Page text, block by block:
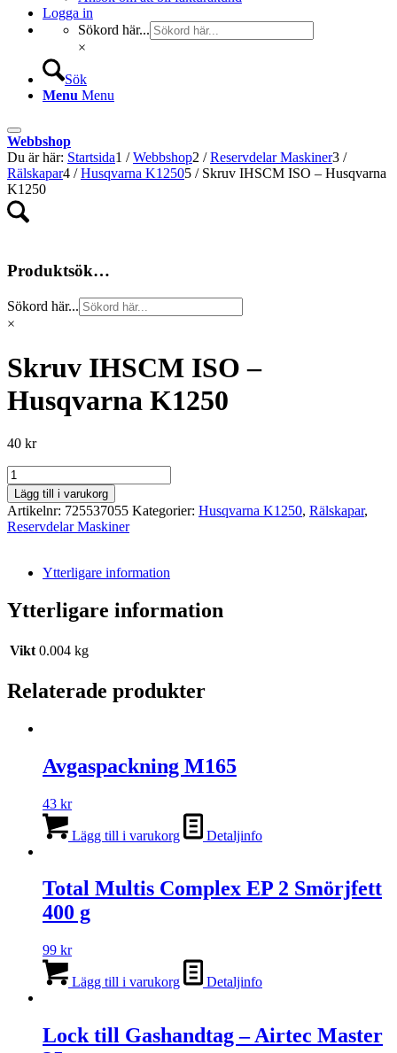
Logga in
Sökord här...
×
Sök
Menu Menu
Webbshop
Du är här: Startsida1 / Webbshop2 / Reservdelar Maskiner3 /
Rälskapar4 / Husqvarna K12505 / Skruv IHSCM ISO – Husqvarna
K1250
Produktsök…
Sökord här...
×
Skruv IHSCM ISO –
Husqvarna K1250
40 kr
Skruv
IHSCM
ISO
-
Husqvarna
mängd
Lägg till i varukorg
Artikelnr: 725537055 Kategorier: Husqvarna K1250, Rälskapar,
Reservdelar Maskiner
Ytterligare information
Ytterligare information
Vikt 0.004 kg
Relaterade produkter
Avgaspackning M165
43 kr
Lägg till i varukorg Detaljinfo
Total Multis Complex EP 2 Smörjfett
400 g
99 kr
Lägg till i varukorg Detaljinfo
Lock till Gashandtag – Airtec Master